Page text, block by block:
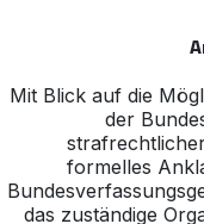
Mit Blick auf die
der
formelles
das zuständige